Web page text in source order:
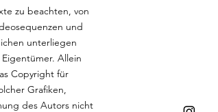
zu beachten, von
und
unterliegen
Allein
Copyright für
Grafiken,
des Autors nicht